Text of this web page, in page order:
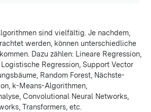
sind vielfältig. Je nachdem,
werden, können unterschiedliche
Dazu zählen: Lineare Regression,
Regression, Support Vector
Random Forest, Nächste-
k-Means-Algorithmen,
Convolutional Neural Networks,
Transformers, etc.